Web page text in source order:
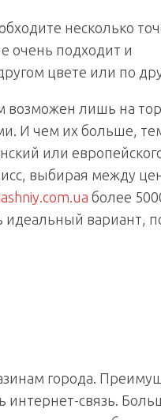
несколько
очень подходит и
цвете или по
возможен лишь на
И чем их больше,
или
выбирая между
более
идеальный вариант,
города.
интернет-связь.